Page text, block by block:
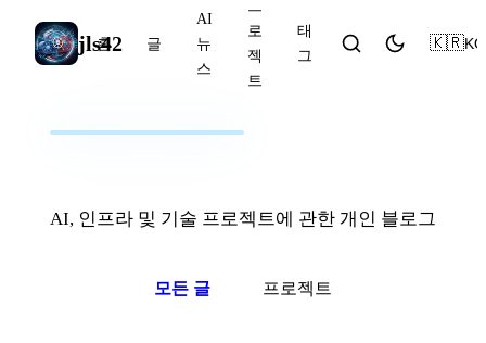
jls42
홈 글
AI
뉴
스
프
로
젝
트
태
그
🇰🇷KO
AI, 인프라 및 기술 프로젝트에 관한 개인 블로그
모든 글 프로젝트